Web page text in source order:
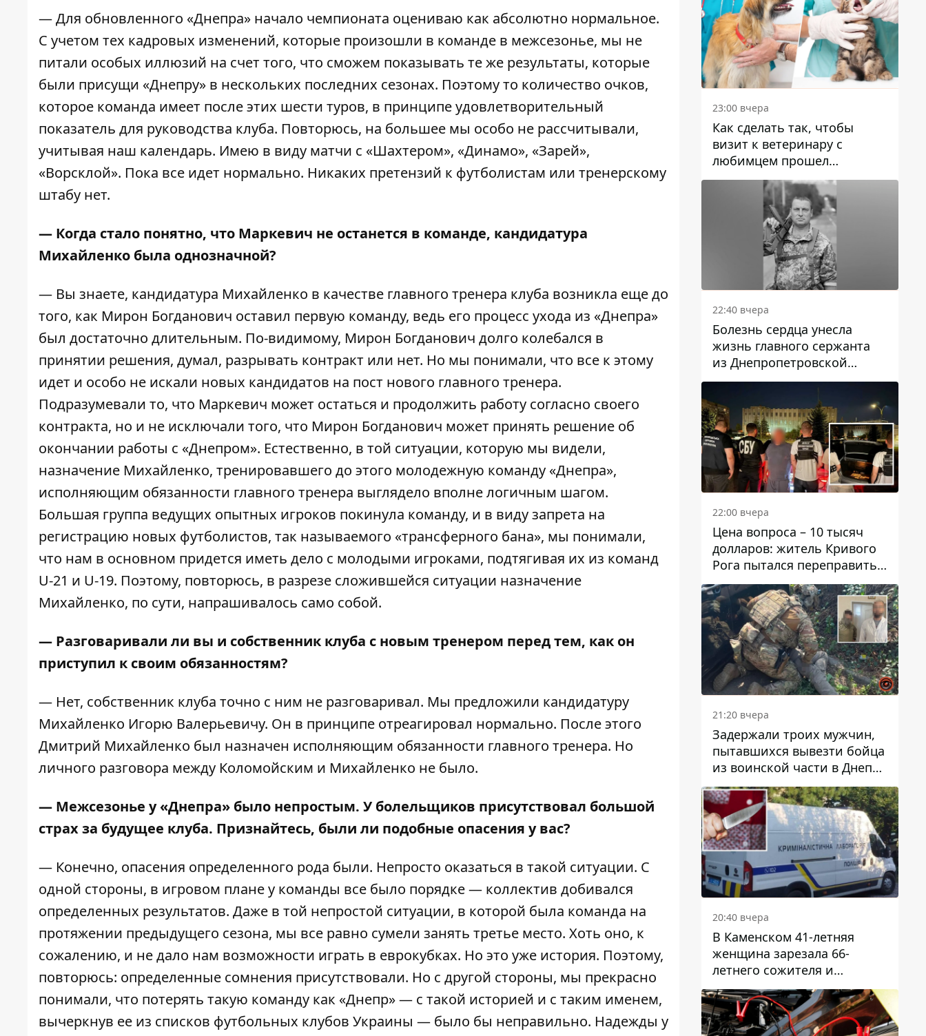
— Для обновленного «Днепра» начало чемпионата оцениваю как абсолютно нормальное.
С учетом тех кадровых изменений, которые произошли в команде в межсезонье, мы не
питали особых иллюзий на счет того, что сможем показывать те же результаты, которые
были присущи «Днепру» в нескольких последних сезонах. Поэтому то количество очков,
которое команда имеет после этих шести туров, в принципе удовлетворительный
показатель для руководства клуба. Повторюсь, на большее мы особо не рассчитывали,
учитывая наш календарь. Имею в виду матчи с «Шахтером», «Динамо», «Зарей»,
«Ворсклой». Пока все идет нормально. Никаких претензий к футболистам или тренерскому
штабу нет.
— Когда стало понятно, что Маркевич не останется в команде, кандидатура
Михайленко была однозначной?
— Вы знаете, кандидатура Михайленко в качестве главного тренера клуба возникла еще до
того, как Мирон Богданович оставил первую команду, ведь его процесс ухода из «Днепра»
был достаточно длительным. По-видимому, Мирон Богданович долго колебался в
принятии решения, думал, разрывать контракт или нет. Но мы понимали, что все к этому
идет и особо не искали новых кандидатов на пост нового главного тренера.
Подразумевали то, что Маркевич может остаться и продолжить работу согласно своего
контракта, но и не исключали того, что Мирон Богданович может принять решение об
окончании работы с «Днепром». Естественно, в той ситуации, которую мы видели,
назначение Михайленко, тренировавшего до этого молодежную команду «Днепра»,
исполняющим обязанности главного тренера выглядело вполне логичным шагом.
Большая группа ведущих опытных игроков покинула команду, и в виду запрета на
регистрацию новых футболистов, так называемого «трансферного бана», мы понимали,
что нам в основном придется иметь дело с молодыми игроками, подтягивая их из команд
U-21 и U-19. Поэтому, повторюсь, в разрезе сложившейся ситуации назначение
Михайленко, по сути, напрашивалось само собой.
— Разговаривали ли вы и собственник клуба с новым тренером перед тем, как он
приступил к своим обязанностям?
— Нет, собственник клуба точно с ним не разговаривал. Мы предложили кандидатуру
Михайленко Игорю Валерьевичу. Он в принципе отреагировал нормально. После этого
Дмитрий Михайленко был назначен исполняющим обязанности главного тренера. Но
личного разговора между Коломойским и Михайленко не было.
— Межсезонье у «Днепра» было непростым. У болельщиков присутствовал большой
страх за будущее клуба. Признайтесь, были ли подобные опасения у вас?
— Конечно, опасения определенного рода были. Непросто оказаться в такой ситуации. С
одной стороны, в игровом плане у команды все было порядке — коллектив добивался
определенных результатов. Даже в той непростой ситуации, в которой была команда на
протяжении предыдущего сезона, мы все равно сумели занять третье место. Хоть оно, к
сожалению, и не дало нам возможности играть в еврокубках. Но это уже история. Поэтому,
повторюсь: определенные сомнения присутствовали. Но с другой стороны, мы прекрасно
понимали, что потерять такую команду как «Днепр» — с такой историей и с таким именем,
вычеркнув ее из списков футбольных клубов Украины — было бы неправильно. Надежды у
23:00 вчера
Как сделать так, чтобы
визит к ветеринару с
любимцем прошел
спокойно: простые советы
22:40 вчера
Болезнь сердца унесла
жизнь главного сержанта
из Днепропетровской
области Юрия Свистуна
22:00 вчера
Цена вопроса – 10 тысяч
долларов: житель Кривого
Рога пытался переправить
мужчину в Словакию
21:20 вчера
Задержали троих мужчин,
пытавшихся вывезти бойца
из воинской части в Днепр
за 7 тысяч долларов: среди
них был врач
20:40 вчера
В Каменском 41-летняя
женщина зарезала 66-
летнего сожителя и
пыталась обмануть
полицейских